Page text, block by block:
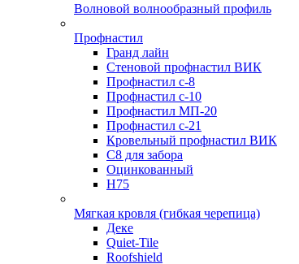
Волновой волнообразный профиль
Профнастил
Гранд лайн
Стеновой профнастил ВИК
Профнастил с-8
Профнастил с-10
Профнастил МП-20
Профнастил с-21
Кровельный профнастил ВИК
С8 для забора
Оцинкованный
Н75
Мягкая кровля (гибкая черепица)
Деке
Quiet-Tile
Roofshield